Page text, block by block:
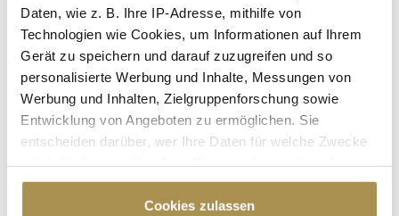
Daten, wie z. B. Ihre IP-Adresse, mithilfe von
Technologien wie Cookies, um Informationen auf Ihrem
Gerät zu speichern und darauf zuzugreifen und so
personalisierte Werbung und Inhalte, Messungen von
Werbung und Inhalten, Zielgruppenforschung sowie
Entwicklung von Angeboten zu ermöglichen. Sie
entscheiden darüber, wer Ihre Daten für welche Zwecke
Cookie-Erklärung oder durch Klicken auf das Privacy
Trigger Symbol ändern oder widerrufen
Cookies zulassen